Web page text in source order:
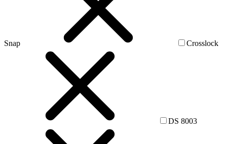
Snap Crosslock
DS 8003